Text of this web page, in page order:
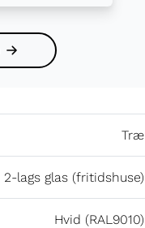
Træ
2-lags glas (fritidshuse)
Hvid (RAL9010)